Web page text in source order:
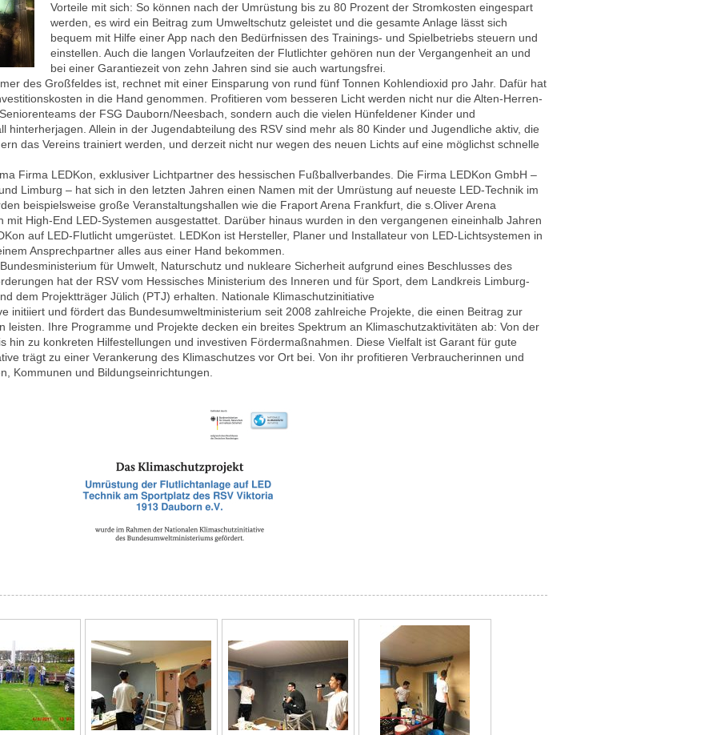
Vorteile mit sich: So können nach der Umrüstung bis zu 80 Prozent der Stromkosten eingespart
werden, es wird ein Beitrag zum Umweltschutz geleistet und die gesamte Anlage lässt sich
bequem mit Hilfe einer App nach den Bedürfnissen des Trainings- und Spielbetriebs steuern und
einstellen. Auch die langen Vorlaufzeiten der Flutlichter gehören nun der Vergangenheit an und
bei einer Garantiezeit von zehn Jahren sind sie auch wartungsfrei.
des Großfeldes ist, rechnet mit einer Einsparung von rund fünf Tonnen Kohlendioxid pro Jahr. Dafür hat
in die Hand genommen. Profitieren vom besseren Licht werden nicht nur die Alten-Herren-
der FSG Dauborn/Neesbach, sondern auch die vielen Hünfeldener Kinder und
hinterherjagen. Allein in der Jugendabteilung des RSV sind mehr als 80 Kinder und Jugendliche aktiv, die
das Vereins trainiert werden, und derzeit nicht nur wegen des neuen Lichts auf eine möglichst schnelle
Firma LEDKon, exklusiver Lichtpartner des hessischen Fußballverbandes. Die Firma LEDKon GmbH –
Limburg – hat sich in den letzten Jahren einen Namen mit der Umrüstung auf neueste LED-Technik im
beispielsweise große Veranstaltungshallen wie die Fraport Arena Frankfurt, die s.Oliver Arena
mit High-End LED-Systemen ausgestattet. Darüber hinaus wurden in den vergangenen eineinhalb Jahren
auf LED-Flutlicht umgerüstet. LEDKon ist Hersteller, Planer und Installateur von LED-Lichtsystemen in
Ansprechpartner alles aus einer Hand bekommen.
für Umwelt, Naturschutz und nukleare Sicherheit aufgrund eines Beschlusses des
hat der RSV vom Hessisches Ministerium des Inneren und für Sport, dem Landkreis Limburg-
dem Projektträger Jülich (PTJ) erhalten. Nationale Klimaschutzinitiative
initiiert und fördert das Bundesumweltministerium seit 2008 zahlreiche Projekte, die einen Beitrag zur
leisten. Ihre Programme und Projekte decken ein breites Spektrum an Klimaschutzaktivitäten ab: Von der
hin zu konkreten Hilfestellungen und investiven Fördermaßnahmen. Diese Vielfalt ist Garant für gute
trägt zu einer Verankerung des Klimaschutzes vor Ort bei. Von ihr profitieren Verbraucherinnen und
Kommunen und Bildungseinrichtungen.